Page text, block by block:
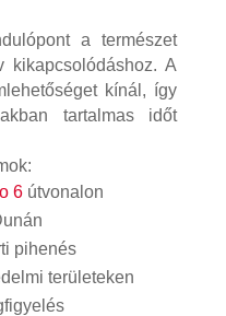
a természet
kikapcsolódáshoz. A
kínál, így
tartalmas időt
6útvonalon
pihenés
területeken